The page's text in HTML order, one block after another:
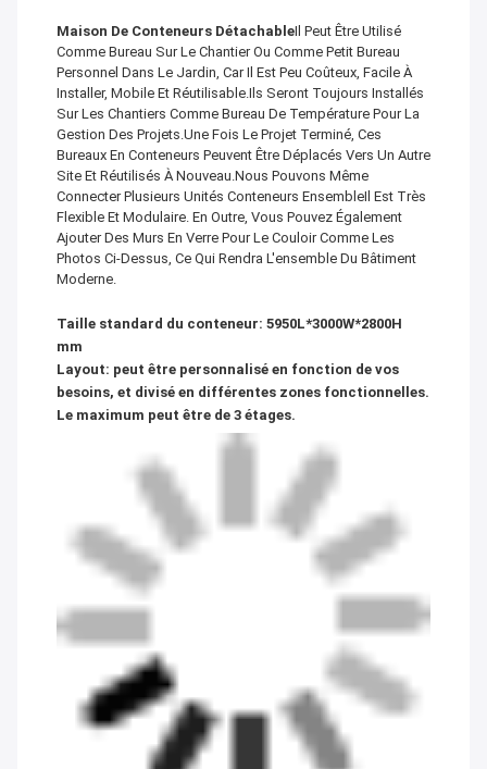
Maison De Conteneurs DétachableIl Peut Être Utilisé
Comme Bureau Sur Le Chantier Ou Comme Petit Bureau
Personnel Dans Le Jardin, Car Il Est Peu Coûteux, Facile À
Installer, Mobile Et Réutilisable.Ils Seront Toujours Installés
Sur Les Chantiers Comme Bureau De Température Pour La
Gestion Des Projets.Une Fois Le Projet Terminé, Ces
Bureaux En Conteneurs Peuvent Être Déplacés Vers Un Autre
Site Et Réutilisés À Nouveau.Nous Pouvons Même
Connecter Plusieurs Unités Conteneurs EnsembleIl Est Très
Flexible Et Modulaire. En Outre, Vous Pouvez Également
Ajouter Des Murs En Verre Pour Le Couloir Comme Les
Photos Ci-Dessus, Ce Qui Rendra L'ensemble Du Bâtiment
Moderne.
Taille standard du conteneur: 5950L*3000W*2800H
mm
Layout: peut être personnalisé en fonction de vos
besoins, et divisé en différentes zones fonctionnelles.
Le maximum peut être de 3 étages.